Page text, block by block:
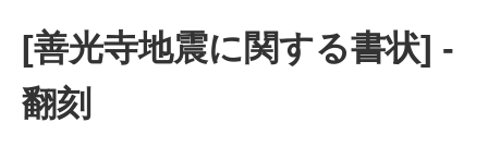
[善光寺地震に関する書状] -
翻刻